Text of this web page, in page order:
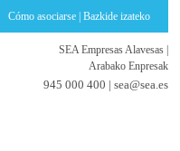
Cómo asociarse | Bazkide izateko
SEA Empresas Alavesas
Arabako Enpresak
945 000 400 | sea@sea.es